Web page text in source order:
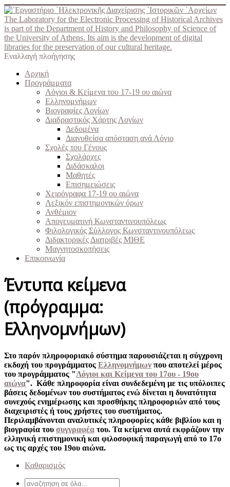
The Laboratory for the Electronic Processing of Historical Archives
is part of the Department of History and Philosophy of Science of
the University of Athens. Its aim is the development of digital
libraries for the preservation of our cultural heritage.
Εναλλαγή πλοήγησης
Αρχική
Προγράμματα
Λόγιοι & Κείμενα του 17-19 ου αιώνα
Ελληνομνήμων
Βιογραφίες Λογίων
Διαδραστικός Χάρτης Λογίων
Δεδομένα
Διανυθείσα απόσταση ανά Λόγιο
Σχολές του Γένους
Σχολάρχες
Διδάσκαλοι
Μαθητές
Επισημειώσεις
Χειρόγραφα 17-19 ου αιώνα
Λεξικόν επιστημονικών όρων
Ανθέμιον
Απογευματινή Κωνσταντινουπόλεως
Φιλολογικός Σύλλογος Κωνσταντινουπόλεως
Διδακτορικές Διατριβές ΜΙΘΕ
Μαγνητοσκοπήσεις
Επικοινωνία
Έντυπα κείμενα
(πρόγραμμα:
Ελληνομνήμων)
Στο παρόν πληροφοριακό σύστημα παρουσιάζεται η σύγχρονη
εκδοχή του προγράμματος Ελληνομνήμων που αποτελεί μέρος
του προγράμματος "Λόγιοι και Κείμενα του 17ου - 19ου
αιώνα". Κάθε πληροφορία είναι συνδεδεμένη με τις υπόλοιπες
βάσεις δεδομένων του συστήματος ενώ δίνεται η δυνατότητα
συνεχούς ενημέρωσης και προσθήκης πληροφοριών από τους
διαχειριστές ή τους χρήστες του συστήματος.
Περιλαμβάνονται αναλυτικές πληροφορίες κάθε βιβλίου και η
βιογραφία του συγγραφέα του. Τα κείμενα αυτά εκφράζουν την
ελληνική επιστημονική και φιλοσοφική παραγωγή από το 17ο
ως τις αρχές του 19ου αιώνα.
Καθαρισμός